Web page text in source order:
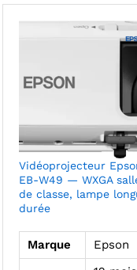
Vidéoprojecteur
EB-W49 — WXGA
de classe, lampe
durée
Marque Epson